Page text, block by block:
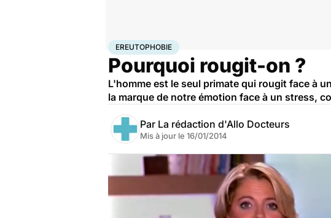
AccueilSantéMaladies
EREUTOPHOBIE
Pourquoi rougit-on ?
L'homme est le seul primate qui rougit face à
la marque de notre émotion face à un stress,
Par La rédaction d'Allo Docteurs
Mis à jour le 16/01/2014